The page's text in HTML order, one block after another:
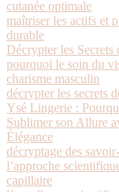
cutanée optimale
maîtriser les actifs et
durable
Décrypter les
pourquoi le soin du
charisme masculin
décrypter les secrets
Ysé Lingerie :
Sublimer son Allure
Élégance
décryptage des
l’approche
capillaire